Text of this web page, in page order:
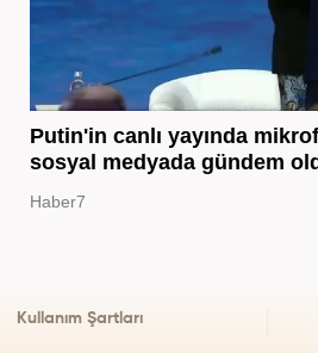
Putin'in canlı yayında
sosyal medyada gündem
Haber7
Kullanım Şartları